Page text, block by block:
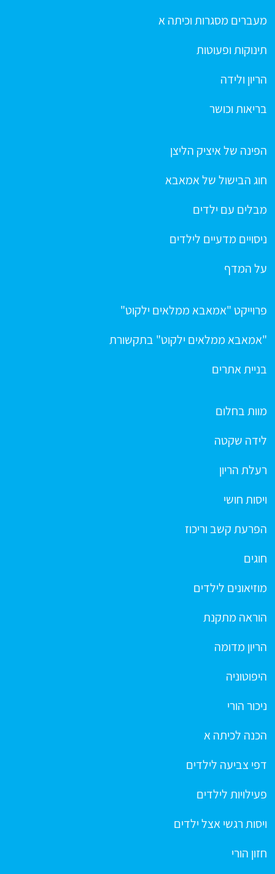
מעברים מסגרות וכיתה א
תינוקות ופעוטות
הריון ולידה
בריאות וכושר
הפינה של איציק הליצן
חוג הבישול של אמאבא
מבלים עם ילדים
ניסויים מדעיים לילדים
על המדף
פרוייקט "אמאבא ממלאים ילקוט"
"אמאבא ממלאים ילקוט" בתקשורת
בניית אתרים
מוות בחלום
לידה שקטה
רעלת הריון
ויסות חושי
הפרעת קשב וריכוז
חוגים
מוזיאונים לילדים
הוראה מתקנת
הריון מדומה
היפוטוניה
ניכור הורי
הכנה לכיתה א
דפי צביעה לילדים
פעילויות לילדים
ויסות רגשי אצל ילדים
חזון הורי